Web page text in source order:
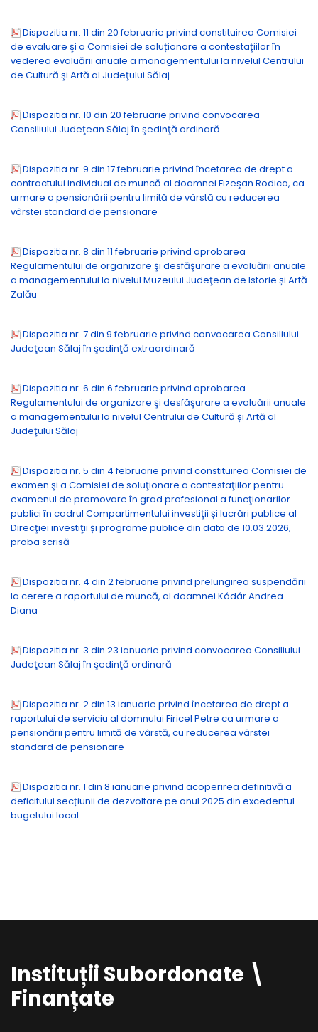
Dispozitia nr. 11 din 20 februarie privind constituirea Comisiei
de evaluare şi a Comisiei de soluționare a contestaţiilor în
vederea evaluării anuale a managementului la nivelul Centrului
de Cultură şi Artă al Judeţului Sălaj
Dispozitia nr. 10 din 20 februarie privind convocarea
Consiliului Judeţean Sălaj în şedinţă ordinară
Dispozitia nr. 9 din 17 februarie privind încetarea de drept a
contractului individual de muncă al doamnei Fizeşan Rodica, ca
urmare a pensionării pentru limită de vârstă cu reducerea
vârstei standard de pensionare
Dispozitia nr. 8 din 11 februarie privind aprobarea
Regulamentului de organizare şi desfăşurare a evaluării anuale
a managementului la nivelul Muzeului Judeţean de Istorie și Artă
Zalău
Dispozitia nr. 7 din 9 februarie privind convocarea Consiliului
Judeţean Sălaj în şedinţă extraordinară
Dispozitia nr. 6 din 6 februarie privind aprobarea
Regulamentului de organizare şi desfăşurare a evaluării anuale
a managementului la nivelul Centrului de Cultură și Artă al
Judeţului Sălaj
Dispozitia nr. 5 din 4 februarie privind constituirea Comisiei de
examen şi a Comisiei de soluţionare a contestaţiilor pentru
examenul de promovare în grad profesional a funcţionarilor
publici în cadrul Compartimentului investiţii și lucrări publice al
Direcţiei investiţii și programe publice din data de 10.03.2026,
proba scrisă
Dispozitia nr. 4 din 2 februarie privind prelungirea suspendării
la cerere a raportului de muncă, al doamnei Kádár Andrea-
Diana
Dispozitia nr. 3 din 23 ianuarie privind convocarea Consiliului
Judeţean Sălaj în şedinţă ordinară
Dispozitia nr. 2 din 13 ianuarie privind încetarea de drept a
raportului de serviciu al domnului Firicel Petre ca urmare a
pensionării pentru limită de vârstă, cu reducerea vârstei
standard de pensionare
Dispozitia nr. 1 din 8 ianuarie privind acoperirea definitivă a
deficitului secțiunii de dezvoltare pe anul 2025 din excedentul
bugetului local
Instituții Subordonate \
Finanțate